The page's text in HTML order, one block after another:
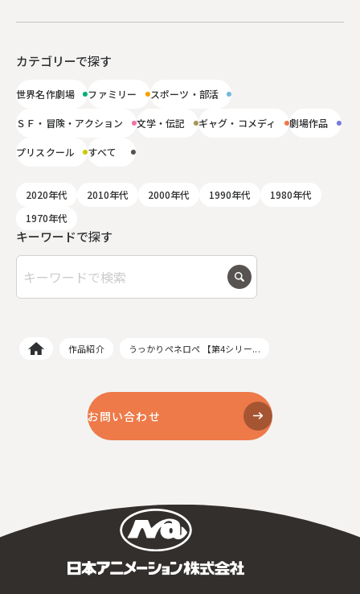
キーワードで探す
カテゴリーで探す
世界名作劇場 ファミリー スポーツ・部活
ＳＦ・冒険・アクション 文学・伝記 ギャグ・コメディ 劇場作品
プリスクール すべて
2020年代 2010年代 2000年代 1990年代
1980年代
1970年代
作品紹介 うっかりペネロペ 【第4シリー...
お問い合わせ